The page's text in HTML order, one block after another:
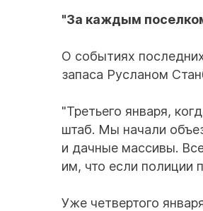
"За каждым
О событиях
запаса Русланом
"Третьего января,
штаб. Мы начали
и дачные массивы.
им, что если полиции
Уже четвертого